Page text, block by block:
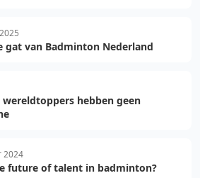
gat van Badminton Nederland
wereldtoppers hebben geen
2024
future of talent in badminton?